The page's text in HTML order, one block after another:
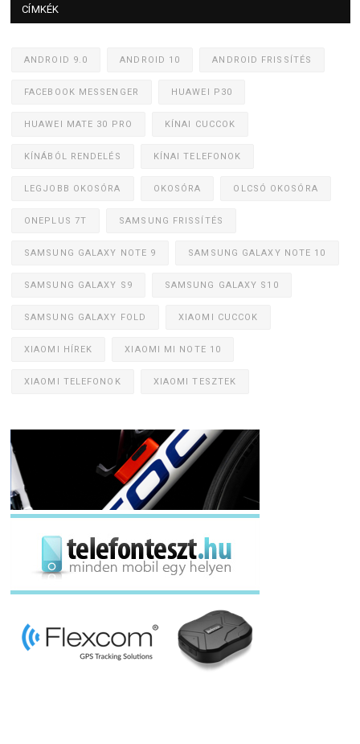
CÍMKÉK
ANDROID 9.0 ANDROID 10 ANDROID FRISSÍTÉS
FACEBOOK MESSENGER HUAWEI P30
HUAWEI MATE 30 PRO KÍNAI CUCCOK
KÍNÁBÓL RENDELÉS KÍNAI TELEFONOK
LEGJOBB OKOSÓRA OKOSÓRA OLCSÓ OKOSÓRA
ONEPLUS 7T SAMSUNG FRISSÍTÉS
SAMSUNG GALAXY NOTE 9 SAMSUNG GALAXY NOTE 10
SAMSUNG GALAXY S9 SAMSUNG GALAXY S10
SAMSUNG GALAXY FOLD XIAOMI CUCCOK
XIAOMI HÍREK XIAOMI MI NOTE 10
XIAOMI TELEFONOK XIAOMI TESZTEK